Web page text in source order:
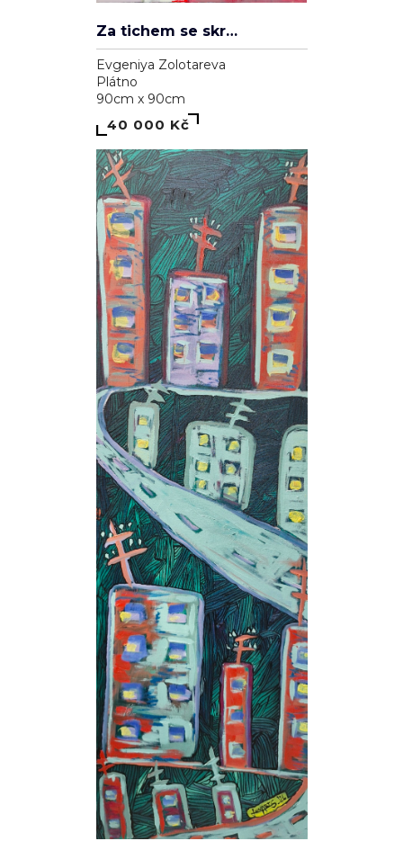
Za tichem se skrývá hluk
Evgeniya Zolotareva
Plátno
90cm x 90cm
40 000 Kč